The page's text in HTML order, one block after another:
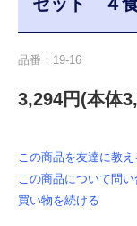
品番：19-16
3,294円(本体
この商品を友達に教え
この商品について問い
買い物を続ける